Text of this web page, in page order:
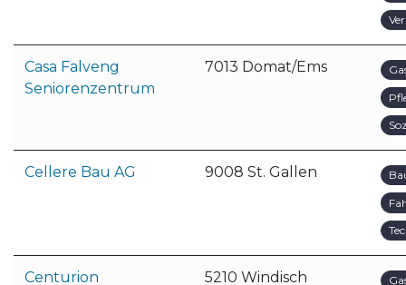
Casa Falveng
Seniorenzentrum
7013 Domat/Ems
Cellere Bau AG 9008 St. Gallen
Centurion 5210 Windisch